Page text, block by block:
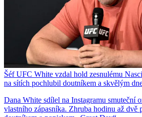
Šéf UFC White vzdal hold zesnulému
na sítích pochlubil doutníkem a skvělým
Dana White sdílel na Instagramu smuteční
vlastního zápasníka. Zhruba hodinu až dvě